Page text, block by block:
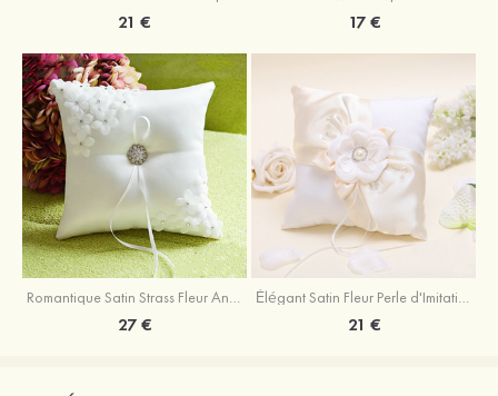
21 € 17 €
Romantique Satin Strass Fleur Anneaux Oreiller
27 €
Élégant Satin Fleur Perle d'Imitation Rubans Anneaux Oreiller
21 €